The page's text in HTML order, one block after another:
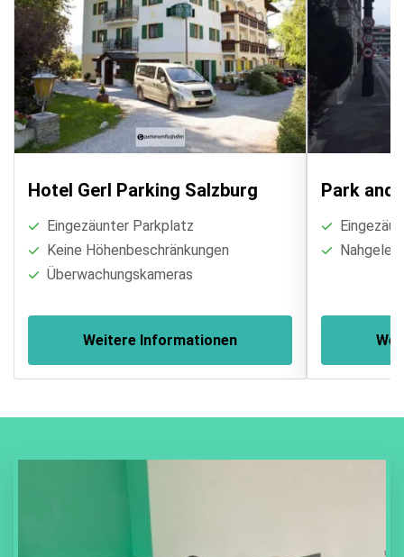
gelangen und Ihre Heimreise antreten könne.
Hotel Gerl Parking Salzburg
Eingezäunter Parkplatz
Keine Höhenbeschränkungen
Überwachungskameras
Weitere Informationen
Park and